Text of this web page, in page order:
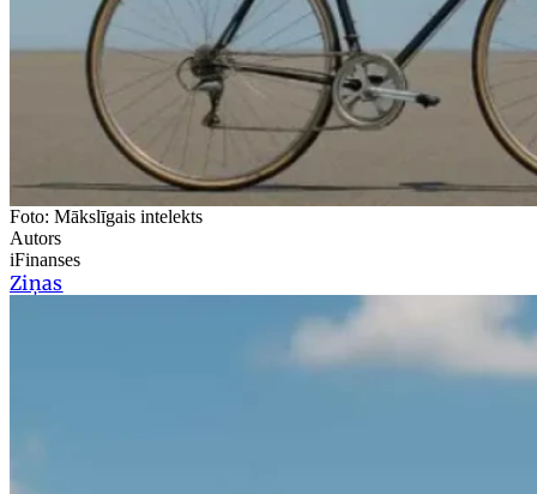
Foto: Mākslīgais intelekts
Autors
iFinanses
Ziņas